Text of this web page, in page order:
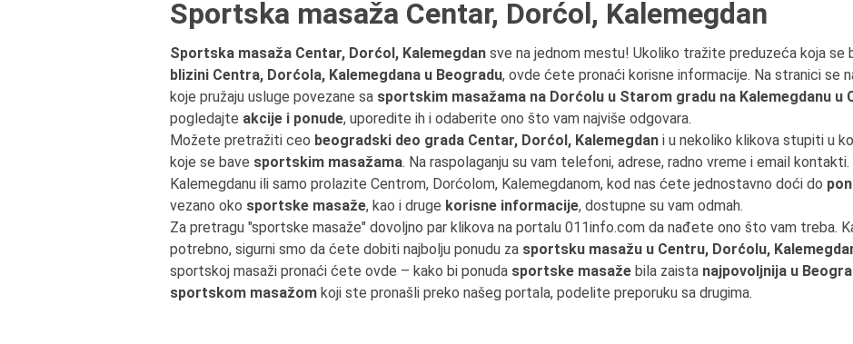
Sportska masaža Centar, Dorćol, Kalemegdan
Sportska masaža Centar, Dorćol, Kalemegdan sve na jednom mestu! Ukoliko tražite preduzeća koja se
blizini Centra, Dorćola, Kalemegdana u Beogradu, ovde ćete pronaći korisne informacije. Na stranici se
koje pružaju usluge povezane sa sportskim masažama na Dorćolu u Starom gradu na Kalemegdanu u
pogledajte akcije i ponude, uporedite ih i odaberite ono što vam najviše odgovara.
Možete pretražiti ceo beogradski deo grada Centar, Dorćol, Kalemegdan i u nekoliko klikova stupiti u
koje se bave sportskim masažama. Na raspolaganju su vam telefoni, adrese, radno vreme i email
Kalemegdanu ili samo prolazite Centrom, Dorćolom, Kalemegdanom, kod nas ćete jednostavno doći do
vezano oko sportske masaže, kao i druge korisne informacije, dostupne su vam odmah.
Za pretragu "sportske masaže" dovoljno par klikova na portalu 011info.com da nađete ono što vam treba.
potrebno, sigurni smo da ćete dobiti najbolju ponudu za sportsku masažu u Centru, Dorćolu,
sportskoj masaži pronaći ćete ovde – kako bi ponuda sportske masaže bila zaista najpovoljnija u
sportskom masažom koji ste pronašli preko našeg portala, podelite preporuku sa drugima.